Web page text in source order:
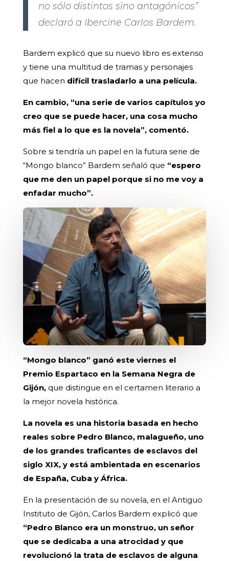
no sólo distintos sino antagónicos”
declaró a Ibercine Carlos Bardem.
Bardem explicó que su nuevo libro es extenso
y tiene una multitud de tramas y personajes
que hacen difícil trasladarlo a una película.
En cambio, “una serie de varios capítulos yo
creo que se puede hacer, una cosa mucho
más fiel a lo que es la novela”, comentó.
Sobre si tendría un papel en la futura serie de
“Mongo blanco” Bardem señaló que “espero
que me den un papel porque si no me voy a
enfadar mucho”.
“Mongo blanco” ganó este viernes el
Premio Espartaco en la Semana Negra de
Gijón,que distingue en el certamen literario a
la mejor novela histórica.
La novela es una historia basada en hecho
reales sobre Pedro Blanco, malagueño, uno
de los grandes traficantes de esclavos del
siglo XIX, y está ambientada en escenarios
de España, Cuba y África.
En la presentación de su novela, en el Antiguo
Instituto de Gijón, Carlos Bardem explicó que
“Pedro Blanco era un monstruo, un señor
que se dedicaba a una atrocidad y que
revolucionó la trata de esclavos de alguna